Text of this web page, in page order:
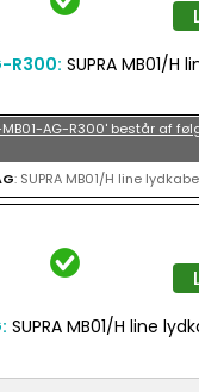
R300: SUPRA MB01/H
AG-R300' består af
: SUPRA MB01/H line
SUPRA MB01/H line